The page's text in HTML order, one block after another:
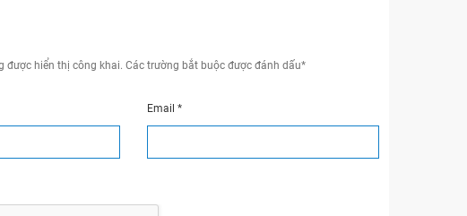
được hiển thị công khai. Các trường bắt buộc được đánh dấu*
Email *